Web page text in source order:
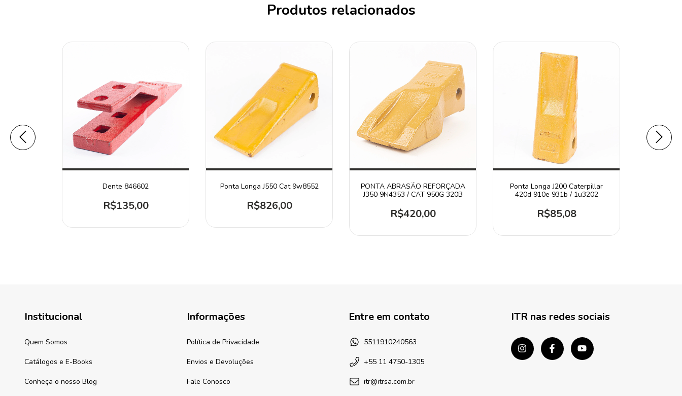
Produtos relacionados
Dente 846602
R$135,00
Ponta Longa J550 Cat 9w8552
R$826,00
PONTA ABRASÃO REFORÇADA
J350 9N4353 / CAT 950G 320B
R$420,00
Ponta Longa J200 Caterpillar
420d 910e 931b / 1u3202
R$85,08
Institucional
Quem Somos
Catálogos e E-Books
Conheça o nosso Blog
Informações
Política de Privacidade
Envios e Devoluções
Fale Conosco
Entre em contato
5511910240563
+55 11 4750-1305
itr@itrsa.com.br
ITR nas redes sociais